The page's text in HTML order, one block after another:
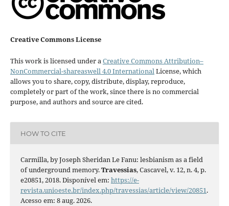
Creative Commons License
This work is licensed under aCreative Commons Attribution–
NonCommercial-shareaswell 4.0 InternationalLicense, which
allows you to share, copy, distribute, display, reproduce,
completely or part of the work, since there is no commercial
purpose, and authors and source are cited.
HOW TO CITE
Carmilla, by Joseph Sheridan Le Fanu: lesbianism as a field
of underground memory.Travessias, Cascavel, v. 12, n. 4, p.
e20851, 2018. Disponível em: https://e-
revista.unioeste.br/index.php/travessias/article/view/20851.
Acesso em: 8 aug. 2026.